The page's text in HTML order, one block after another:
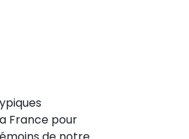
France pour